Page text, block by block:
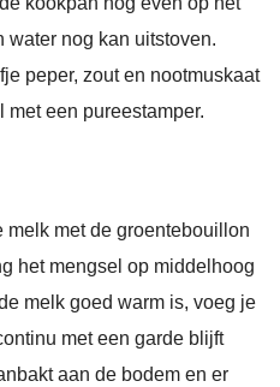
water nog kan uitstoven.
peper, zout en nootmuskaat
een pureestamper.
melk met de groentebouillon
het mengsel op middelhoog
melk goed warm is, voeg je
met een garde blijft
aan de bodem en er